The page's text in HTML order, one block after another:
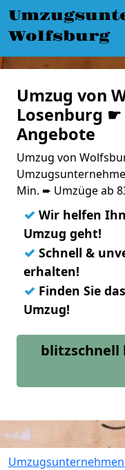
Wolfsburg
Umzug von
Losenburg ☛
Angebote
Umzug von
Min. ➨ Umzüge ab
✓ Wir helfen
Umzug geht!
✓ Schnell &
erhalten!
✓ Finden Sie
Umzug!
blitzschnell